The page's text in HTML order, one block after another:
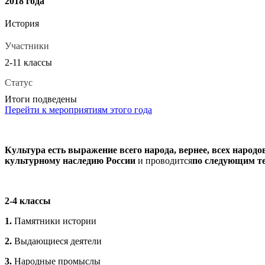
История
Участники
2-11 классы
Статус
Итоги подведены
Перейти к мероприятиям этого года
Культура есть выражение всего народа, вернее, всех
культурному наследию России и проводитсяпо следующим
2-4 классы
1. Памятники истории
2. Выдающиеся деятели
3. Народные промыслы